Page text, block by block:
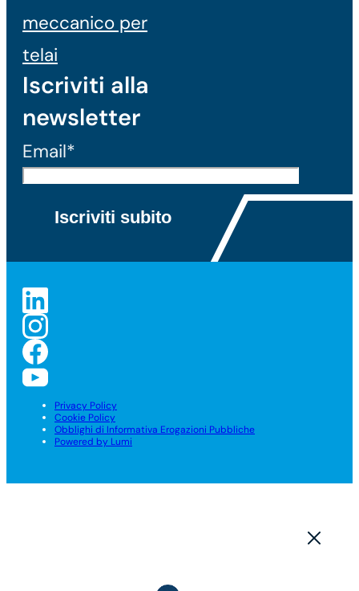
meccanico per
telai
Iscriviti alla
newsletter
Email*
Privacy Policy
Cookie Policy
Obblighi di Informativa Erogazioni Pubbliche
Powered by Lumi